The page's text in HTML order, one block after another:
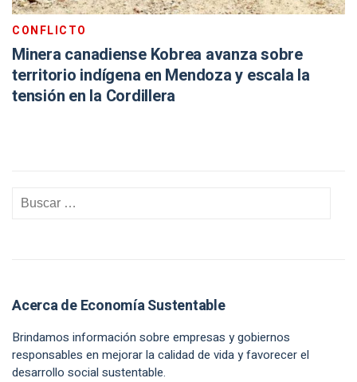
CONFLICTO
Minera canadiense Kobrea avanza sobre
territorio indígena en Mendoza y escala la
tensión en la Cordillera
Acerca de Economía Sustentable
Brindamos información sobre empresas y gobiernos
responsables en mejorar la calidad de vida y favorecer el
desarrollo social sustentable.